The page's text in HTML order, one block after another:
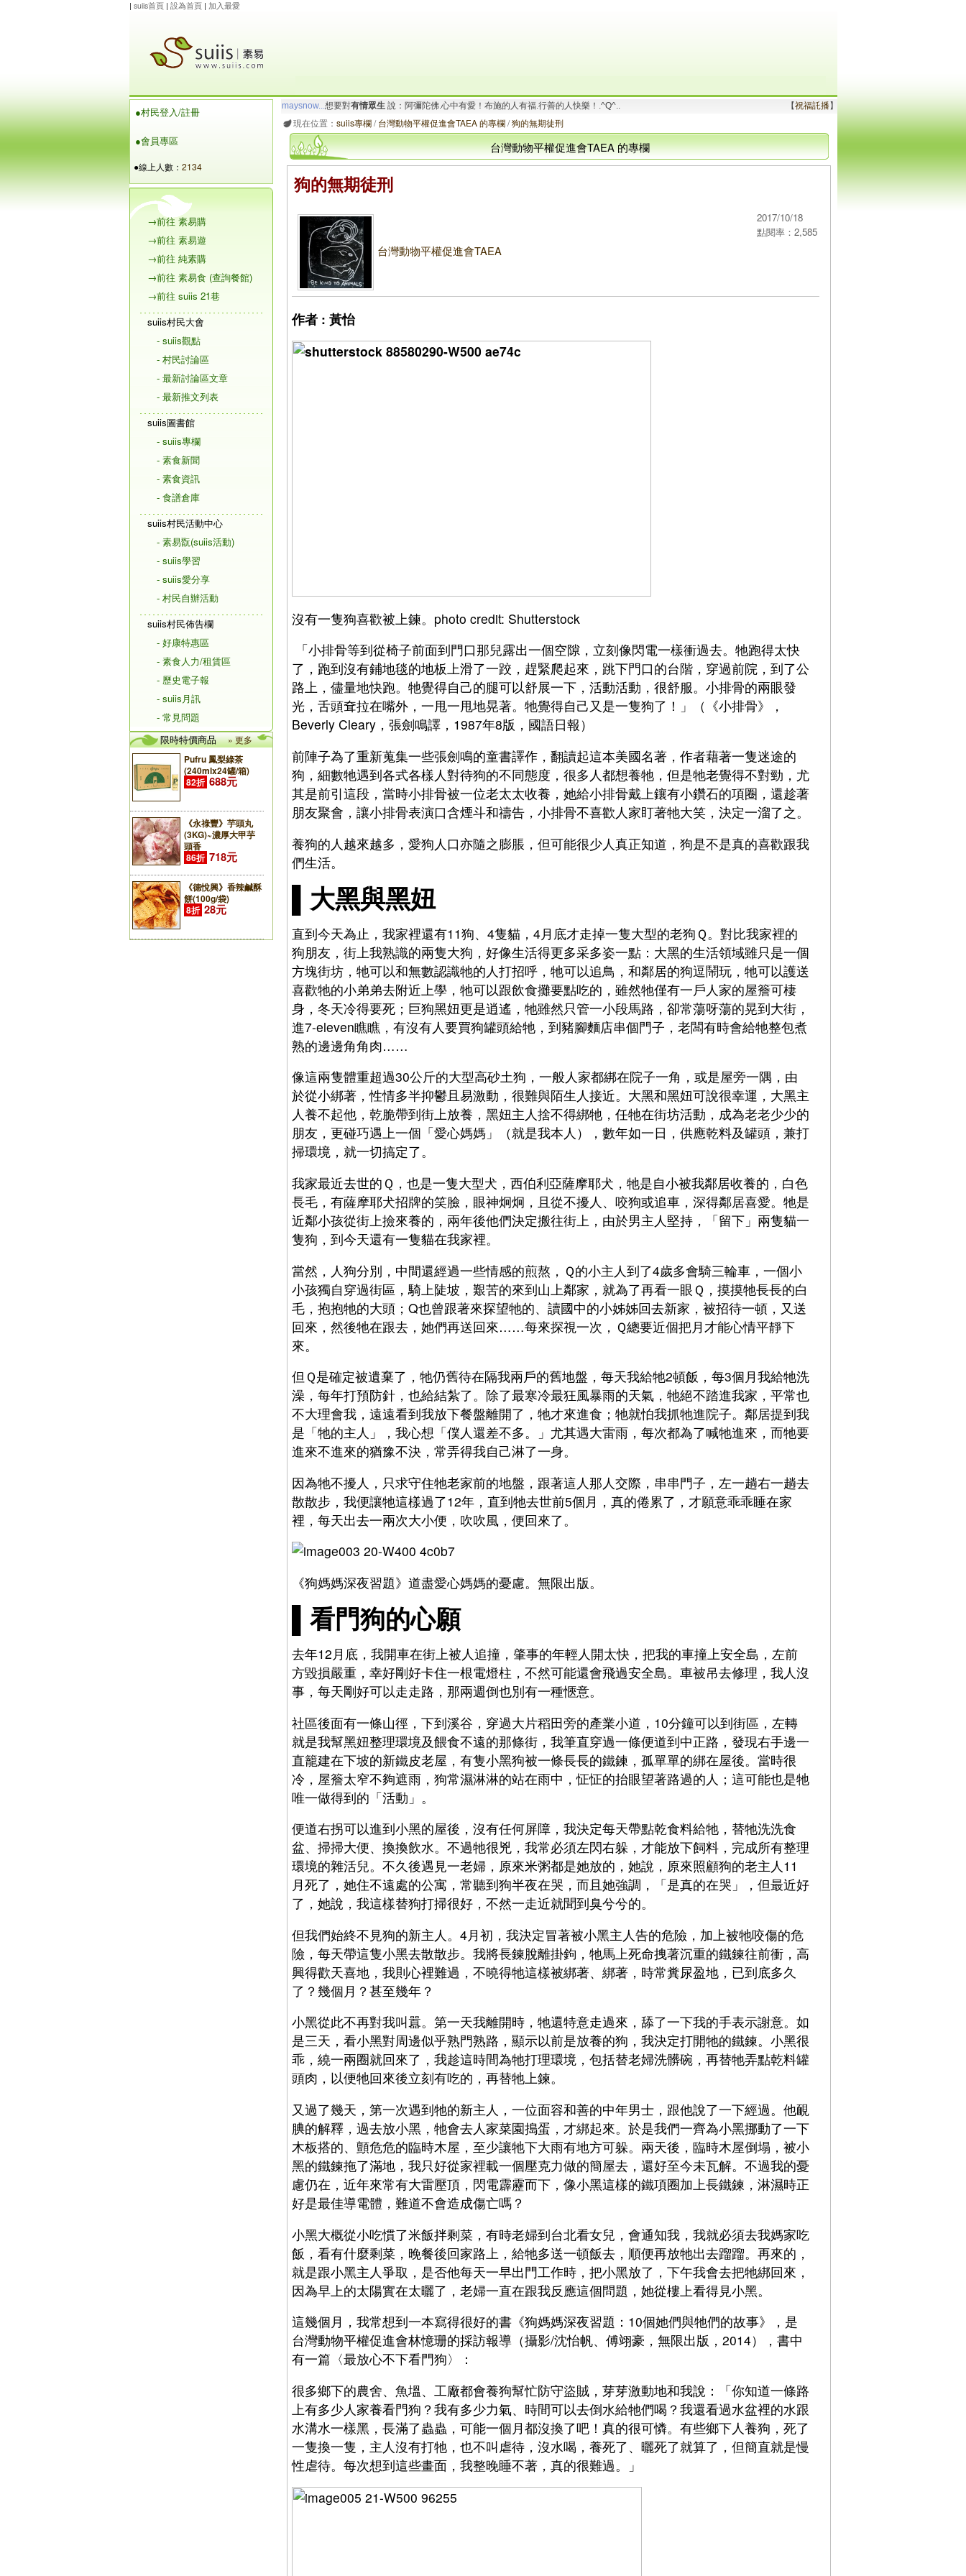
| suiis首頁| 設為首頁| 加入最愛
●村民登入/註冊
●會員專區
●線上人數： 2134
→前往 素易購
→前往 素易遊
→前往 純素購
→前往 素易食 (查詢餐館)
→前往 suiis 21巷
suiis村民大會
- suiis觀點
- 村民討論區
- 最新討論區文章
- 最新推文列表
suiis圖書館
- suiis專欄
- 素食新聞
- 素食資訊
- 食譜倉庫
suiis村民活動中心
- 素易翫(suiis活動)
- suiis學習
- suiis愛分享
- 村民自辦活動
suiis村民佈告欄
- 好康特惠區
- 素食人力/租賃區
- 歷史電子報
- suiis月訊
- 常見問題
限時特價商品
» 更多
Pufru 鳳梨綠茶
(240mlx24罐/箱)
82折 688元
《永祿豐》芋頭丸
(3KG)~濃厚大甲芋
頭香
86折 718元
《德悅興》香辣鹹酥
餅(100g/袋)
8折 28元
maysnow...想要對有情眾生說：阿彌陀佛.心中有愛！布施的人有福.行善的人快樂！.^Q^..
玲瓏虹想要對有情眾生說：阿彌陀佛.一切唯心造！啟動善的循環.創造幸福無限！_/_ 【祝福託播】
現在位置： suiis專欄/台灣動物平權促進會TAEA 的專欄/狗的無期徒刑
台灣動物平權促進會TAEA 的專欄
狗的無期徒刑
台灣動物平權促進會TAEA
2017/10/18
點閱率：2,585
作者 : 黃怡
沒有一隻狗喜歡被上鍊。photo credit: Shutterstock
「小排骨等到從椅子前面到門口那兒露出一個空隙，立刻像閃電一樣衝過去。牠跑得太快
了，跑到沒有鋪地毯的地板上滑了一跤，趕緊爬起來，跳下門口的台階，穿過前院，到了公
路上，儘量地快跑。牠覺得自己的腿可以舒展一下，活動活動，很舒服。小排骨的兩眼發
光，舌頭耷拉在嘴外，一甩一甩地晃著。牠覺得自己又是一隻狗了！」（《小排骨》，
Beverly Cleary，張劍鳴譯，1987年8版，國語日報）
前陣子為了重新蒐集一些張劍鳴的童書譯作，翻讀起這本美國名著，作者藉著一隻迷途的
狗，細數牠遇到各式各樣人對待狗的不同態度，很多人都想養牠，但是牠老覺得不對勁，尤
其是前引這段，當時小排骨被一位老太太收養，她給小排骨戴上鑲有小鑽石的項圈，還趁著
朋友聚會，讓小排骨表演口含煙斗和禱告，小排骨不喜歡人家盯著牠大笑，決定一溜了之。
養狗的人越來越多，愛狗人口亦隨之膨脹，但可能很少人真正知道，狗是不是真的喜歡跟我
們生活。
▌大黑與黑妞
直到今天為止，我家裡還有11狗、4隻貓，4月底才走掉一隻大型的老狗Ｑ。對比我家裡的
狗朋友，街上我熟識的兩隻大狗，好像生活得更多采多姿一點：大黑的生活領域雖只是一個
方塊街坊，牠可以和無數認識牠的人打招呼，牠可以追鳥，和鄰居的狗逗鬧玩，牠可以護送
喜歡牠的小弟弟去附近上學，牠可以跟飲食攤要點吃的，雖然牠僅有一戶人家的屋簷可棲
身，冬天冷得要死；巨狗黑妞更是逍遙，牠雖然只管一小段馬路，卻常蕩呀蕩的晃到大街，
進7-eleven瞧瞧，有沒有人要買狗罐頭給牠，到豬腳麵店串個門子，老闆有時會給牠整包煮
熟的邊邊角角肉……
像這兩隻體重超過30公斤的大型高砂土狗，一般人家都綁在院子一角，或是屋旁一隅，由
於從小綁著，性情多半抑鬱且易激動，很難與陌生人接近。大黑和黑妞可說很幸運，大黑主
人養不起他，乾脆帶到街上放養，黑妞主人捨不得綁牠，任牠在街坊活動，成為老老少少的
朋友，更碰巧遇上一個「愛心媽媽」（就是我本人），數年如一日，供應乾料及罐頭，兼打
掃環境，就一切搞定了。
我家最近去世的Ｑ，也是一隻大型犬，西伯利亞薩摩耶犬，牠是自小被我鄰居收養的，白色
長毛，有薩摩耶犬招牌的笑臉，眼神炯炯，且從不擾人、咬狗或追車，深得鄰居喜愛。牠是
近鄰小孩從街上撿來養的，兩年後他們決定搬往街上，由於男主人堅持，「留下」兩隻貓一
隻狗，到今天還有一隻貓在我家裡。
當然，人狗分別，中間還經過一些情感的煎熬，Ｑ的小主人到了4歲多會騎三輪車，一個小
小孩獨自穿過街區，騎上陡坡，艱苦的來到山上鄰家，就為了再看一眼Ｑ，摸摸牠長長的白
毛，抱抱牠的大頭；Q也曾跟著來探望牠的、讀國中的小姊姊回去新家，被招待一頓，又送
回來，然後牠在跟去，她們再送回來……每來探視一次，Ｑ總要近個把月才能心情平靜下
來。
但Ｑ是確定被遺棄了，牠仍舊待在隔我兩戶的舊地盤，每天我給牠2頓飯，每3個月我給牠洗
澡，每年打預防針，也給結紮了。除了最寒冷最狂風暴雨的天氣，牠絕不踏進我家，平常也
不大理會我，遠遠看到我放下餐盤離開了，牠才來進食；牠就怕我抓牠進院子。鄰居提到我
是「牠的主人」，我心想「僕人還差不多。」尤其遇大雷雨，每次都為了喊牠進來，而牠要
進來不進來的猶豫不決，常弄得我自己淋了一身。
因為牠不擾人，只求守住牠老家前的地盤，跟著這人那人交際，串串門子，左一趟右一趟去
散散步，我便讓牠這樣過了12年，直到牠去世前5個月，真的倦累了，才願意乖乖睡在家
裡，每天出去一兩次大小便，吹吹風，便回來了。
《狗媽媽深夜習題》道盡愛心媽媽的憂慮。無限出版。
▌看門狗的心願
去年12月底，我開車在街上被人追撞，肇事的年輕人開太快，把我的車撞上安全島，左前
方毀損嚴重，幸好剛好卡住一根電燈柱，不然可能還會飛過安全島。車被吊去修理，我人沒
事，每天剛好可以走走路，那兩週倒也別有一種愜意。
社區後面有一條山徑，下到溪谷，穿過大片稻田旁的產業小道，10分鐘可以到街區，左轉
就是我幫黑妞整理環境及餵食不遠的那條街，我筆直穿過一條便道到中正路，發現右手邊一
直籠建在下坡的新鐵皮老屋，有隻小黑狗被一條長長的鐵鍊，孤單單的綁在屋後。當時很
冷，屋簷太窄不夠遮雨，狗常濕淋淋的站在雨中，怔怔的抬眼望著路過的人；這可能也是牠
唯一做得到的「活動」。
便道右拐可以進到小黑的屋後，沒有任何屏障，我決定每天帶點乾食料給牠，替牠洗洗食
盆、掃掃大便、換換飲水。不過牠很兇，我常必須左閃右躲，才能放下飼料，完成所有整理
環境的雜活兒。不久後遇見一老婦，原來米粥都是她放的，她說，原來照顧狗的老主人11
月死了，她住不遠處的公寓，常聽到狗半夜在哭，而且她強調，「是真的在哭」，但最近好
了，她說，我這樣替狗打掃很好，不然一走近就聞到臭兮兮的。
但我們始終不見狗的新主人。4月初，我決定冒著被小黑主人告的危險，加上被牠咬傷的危
險，每天帶這隻小黑去散散步。我將長鍊脫離掛鉤，牠馬上死命拽著沉重的鐵鍊往前衝，高
興得歡天喜地，我則心裡難過，不曉得牠這樣被綁著、綁著，時常糞尿盈地，已到底多久
了？幾個月？甚至幾年？
小黑從此不再對我叫囂。第一天我離開時，牠還特意走過來，舔了一下我的手表示謝意。如
是三天，看小黑對周邊似乎熟門熟路，顯示以前是放養的狗，我決定打開牠的鐵鍊。小黑很
乖，繞一兩圈就回來了，我趁這時間為牠打理環境，包括替老婦洗髒碗，再替牠弄點乾料罐
頭肉，以便牠回來後立刻有吃的，再替牠上鍊。
又過了幾天，第一次遇到牠的新主人，一位面容和善的中年男士，跟他說了一下經過。他靦
腆的解釋，過去放小黑，牠會去人家菜園搗蛋，才綁起來。於是我們一齊為小黑挪動了一下
木板搭的、顫危危的臨時木屋，至少讓牠下大雨有地方可躲。兩天後，臨時木屋倒塌，被小
黑的鐵鍊拖了滿地，我只好從家裡載一個壓克力做的簡屋去，還好至今未瓦解。不過我的憂
慮仍在，近年來常有大雷壓頂，閃電霹靂而下，像小黑這樣的鐵項圈加上長鐵鍊，淋濕時正
好是最佳導電體，難道不會造成傷亡嗎？
小黑大概從小吃慣了米飯拌剩菜，有時老婦到台北看女兒，會通知我，我就必須去我媽家吃
飯，看有什麼剩菜，晚餐後回家路上，給牠多送一頓飯去，順便再放牠出去蹓蹓。再來的，
就是跟小黑主人爭取，是否他每天一早出門工作時，把小黑放了，下午我會去把牠綁回來，
因為早上的太陽實在太曬了，老婦一直在跟我反應這個問題，她從樓上看得見小黑。
這幾個月，我常想到一本寫得很好的書《狗媽媽深夜習題：10個她們與牠們的故事》，是
台灣動物平權促進會林憶珊的採訪報導（攝影/沈怡帆、傅翊豪，無限出版，2014），書中
有一篇〈最放心不下看門狗〉：
很多鄉下的農舍、魚塭、工廠都會養狗幫忙防守盜賊，芽芽激動地和我說：「你知道一條路
上有多少人家養看門狗？我有多少力氣、時間可以去倒水給牠們喝？我還看過水盆裡的水跟
水溝水一樣黑，長滿了蟲蟲，可能一個月都沒換了吧！真的很可憐。有些鄉下人養狗，死了
一隻換一隻，主人沒有打牠，也不叫虐待，沒水喝，養死了、曬死了就算了，但簡直就是慢
性虐待。每次想到這些畫面，我整晚睡不著，真的很難過。」